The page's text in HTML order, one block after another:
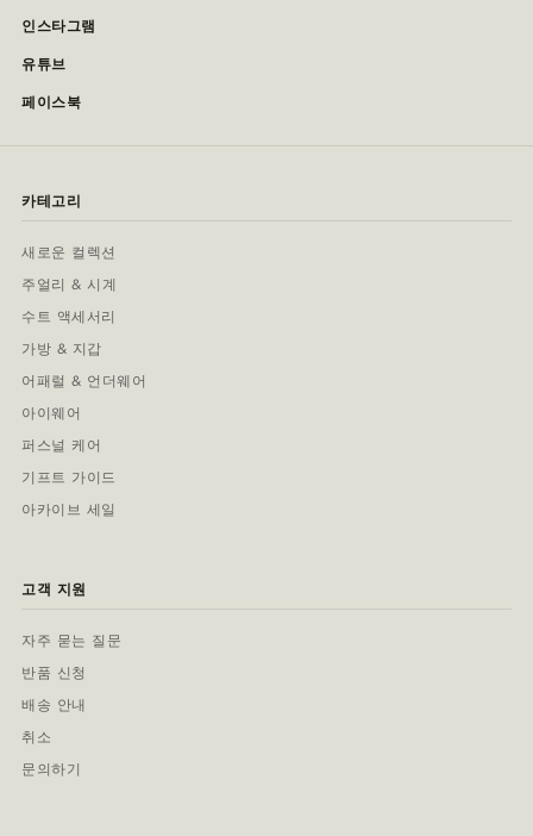
인스타그램
유튜브
페이스북
카테고리
새로운 컬렉션
주얼리 & 시계
수트 액세서리
가방 & 지갑
어패럴 & 언더웨어
아이웨어
퍼스널 케어
기프트 가이드
아카이브 세일
고객 지원
자주 묻는 질문
반품 신청
배송 안내
취소
문의하기